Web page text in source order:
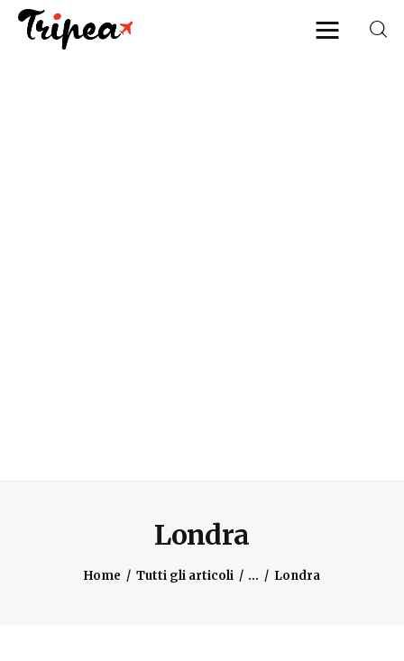
Londra
Home Tutti gli articoli ... Londra